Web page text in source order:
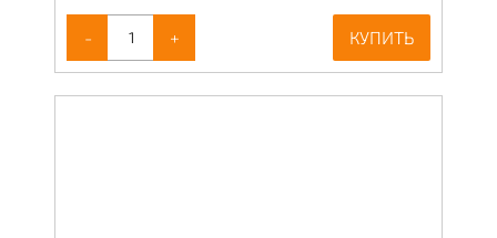
- + КУПИТЬ